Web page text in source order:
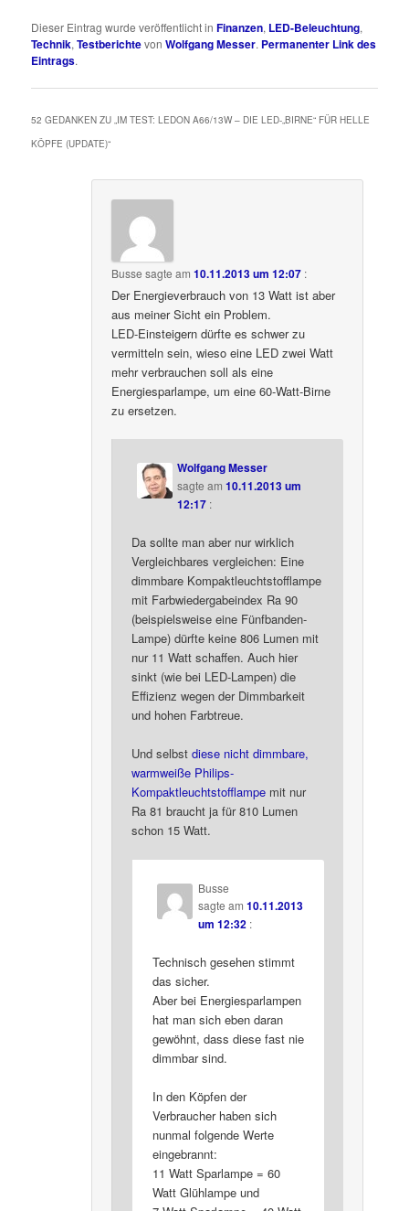
Dieser Eintrag wurde veröffentlicht inFinanzen, LED-Beleuchtung,
Technik,TestberichtevonWolfgang Messer. Permanenter Link des
Eintrags.
52 GEDANKEN ZU „IM TEST: LEDON A66/13W – DIE LED-„BIRNE“ FÜR HELLE
KÖPFE (UPDATE)“
Busse sagte am10.11.2013 um 12:07 :
Der Energieverbrauch von 13 Watt ist aber
aus meiner Sicht ein Problem.
LED-Einsteigern dürfte es schwer zu
vermitteln sein, wieso eine LED zwei Watt
mehr verbrauchen soll als eine
Energiesparlampe, um eine 60-Watt-Birne
zu ersetzen.
Wolfgang Messer
sagte am10.11.2013 um
12:17 :
Da sollte man aber nur wirklich
Vergleichbares vergleichen: Eine
dimmbare Kompaktleuchtstofflampe
mit Farbwiedergabeindex Ra 90
(beispielsweise eine Fünfbanden-
Lampe) dürfte keine 806 Lumen mit
nur 11 Watt schaffen. Auch hier
sinkt (wie bei LED-Lampen) die
Effizienz wegen der Dimmbarkeit
und hohen Farbtreue.
Und selbstdiese nicht dimmbare,
warmweiße Philips-
Kompaktleuchtstofflampe mit nur
Ra 81 braucht ja für 810 Lumen
schon 15 Watt.
Busse
sagte am 10.11.2013
um 12:32 :
Technisch gesehen stimmt
das sicher.
Aber bei Energiesparlampen
hat man sich eben daran
gewöhnt, dass diese fast nie
dimmbar sind.
In den Köpfen der
Verbraucher haben sich
nunmal folgende Werte
eingebrannt:
11 Watt Sparlampe = 60
Watt Glühlampe und